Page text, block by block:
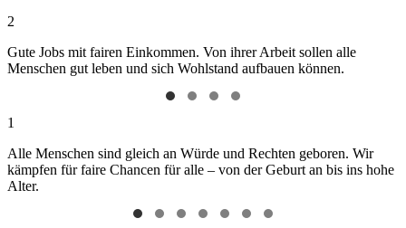
2
Gute Jobs mit fairen Einkommen. Von ihrer Arbeit sollen alle
Menschen gut leben und sich Wohlstand aufbauen können.
1
Alle Menschen sind gleich an Würde und Rechten geboren. Wir
kämpfen für faire Chancen für alle – von der Geburt an bis ins hohe
Alter.